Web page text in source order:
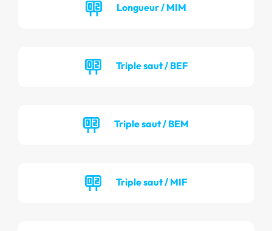
Longueur / MIM
Triple saut / BEF
Triple saut / BEM
Triple saut / MIF